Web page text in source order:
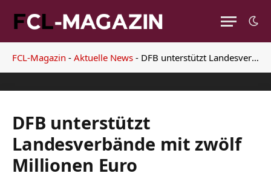
FCL-Magazin - Aktuelle News - DFB unterstützt Landesverbände mit zwölf Millionen Euro
DFB unterstützt
Landesverbände mit zwölf
Millionen Euro